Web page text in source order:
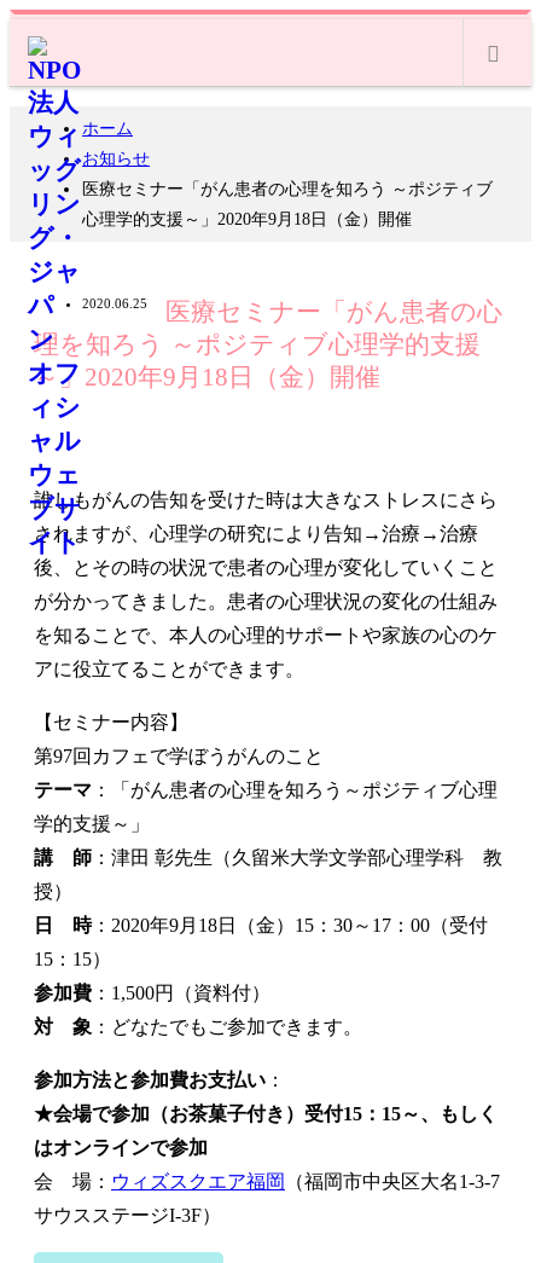
ホーム
お知らせ
医療セミナー「がん患者の心理を知ろう ～ポジティブ
心理学的支援～」2020年9月18日（金）開催
2020.06.25
医療セミナー「がん患者の心
理を知ろう ～ポジティブ心理学的支援
～」2020年9月18日（金）開催
誰しもがんの告知を受けた時は大きなストレスにさら
されますが、心理学の研究により告知→治療→治療
後、とその時の状況で患者の心理が変化していくこと
が分かってきました。患者の心理状況の変化の仕組み
を知ることで、本人の心理的サポートや家族の心のケ
アに役立てることができます。
【セミナー内容】
第97回カフェで学ぼうがんのこと
テーマ ：「がん患者の心理を知ろう～ポジティブ心理
学的支援～」
講 師 ：津田 彰先生（久留米大学文学部心理学科 教
授）
日 時：2020年9月18日（金）15：30～17：00（受付
15：15）
参加費 ：1,500円（資料付）
対 象 ：どなたでもご参加できます。
参加方法と参加費お支払い ：
★会場で参加（お茶菓子付き）受付15：15～、もしく
はオンラインで参加
会 場： ウィズスクエア福岡
（福岡市中央区大名1-3-7
サウスステージI-3F）